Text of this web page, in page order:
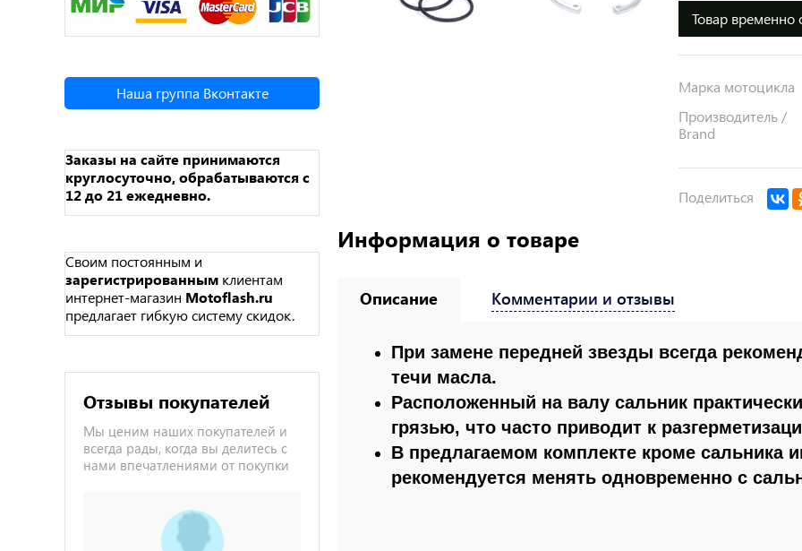
Наша группа Вконтакте
Заказы на сайте принимаются
круглосуточно, обрабатываются с
12 до 21 ежедневно.
Своим постоянным и
зарегистрированным клиентам
интернет-магазин Motoflash.ru
предлагает гибкую систему скидок.
Отзывы покупателей
Мы ценим наших покупателей и
всегда рады, когда вы делитесь с
нами впечатлениями от покупки
Товар временно
Марка мотоцикла
Производитель /
Brand
Поделиться
Информация о товаре
Описание
При замене передней звезды всегда
течи масла.
Расположенный на валу сальник
грязью, что часто приводит к
В предлагаемом комплекте кроме сальника
рекомендуется менять одновременно с
Комментарии и отзывы